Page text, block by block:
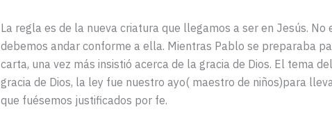
La regla es de la nueva criatura que llegamos a ser en Jesús. No
debemos andar conforme a ella. Mientras Pablo se preparaba
carta, una vez más insistió acerca de la gracia de Dios. El tema
gracia de Dios, la ley fue nuestro ayo( maestro de niños)para
que fuésemos justificados por fe.